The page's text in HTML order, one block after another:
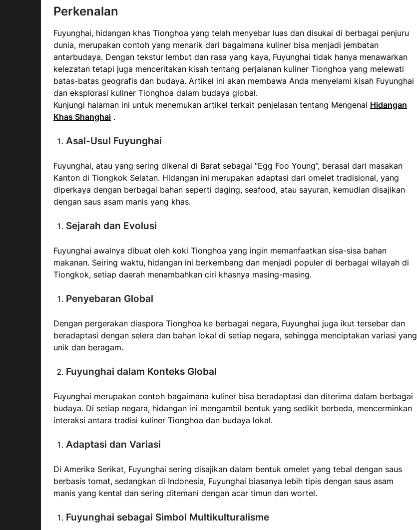
Perkenalan
Fuyunghai, hidangan khas Tionghoa yang telah menyebar luas dan disukai di berbagai penjuru
dunia, merupakan contoh yang menarik dari bagaimana kuliner bisa menjadi jembatan
antarbudaya. Dengan tekstur lembut dan rasa yang kaya, Fuyunghai tidak hanya menawarkan
kelezatan tetapi juga menceritakan kisah tentang perjalanan kuliner Tionghoa yang melewati
batas-batas geografis dan budaya. Artikel ini akan membawa Anda menyelami kisah Fuyunghai
dan eksplorasi kuliner Tionghoa dalam budaya global.
Kunjungi halaman ini untuk menemukan artikel terkait penjelasan tentang Mengenal Hidangan
Khas Shanghai .
Asal-Usul Fuyunghai
Fuyunghai, atau yang sering dikenal di Barat sebagai “Egg Foo Young”, berasal dari masakan
Kanton di Tiongkok Selatan. Hidangan ini merupakan adaptasi dari omelet tradisional, yang
diperkaya dengan berbagai bahan seperti daging, seafood, atau sayuran, kemudian disajikan
dengan saus asam manis yang khas.
Sejarah dan Evolusi
Fuyunghai awalnya dibuat oleh koki Tionghoa yang ingin memanfaatkan sisa-sisa bahan
makanan. Seiring waktu, hidangan ini berkembang dan menjadi populer di berbagai wilayah di
Tiongkok, setiap daerah menambahkan ciri khasnya masing-masing.
Penyebaran Global
Dengan pergerakan diaspora Tionghoa ke berbagai negara, Fuyunghai juga ikut tersebar dan
beradaptasi dengan selera dan bahan lokal di setiap negara, sehingga menciptakan variasi yang
unik dan beragam.
Fuyunghai dalam Konteks Global
Fuyunghai merupakan contoh bagaimana kuliner bisa beradaptasi dan diterima dalam berbagai
budaya. Di setiap negara, hidangan ini mengambil bentuk yang sedikit berbeda, mencerminkan
interaksi antara tradisi kuliner Tionghoa dan budaya lokal.
Adaptasi dan Variasi
Di Amerika Serikat, Fuyunghai sering disajikan dalam bentuk omelet yang tebal dengan saus
berbasis tomat, sedangkan di Indonesia, Fuyunghai biasanya lebih tipis dengan saus asam
manis yang kental dan sering ditemani dengan acar timun dan wortel.
Fuyunghai sebagai Simbol Multikulturalisme